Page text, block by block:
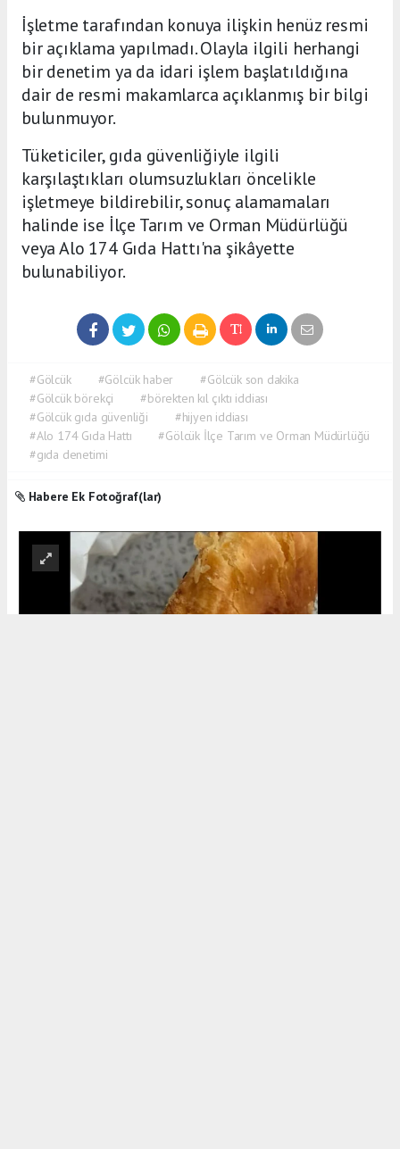
İşletme tarafından konuya ilişkin henüz resmi
bir açıklama yapılmadı. Olayla ilgili herhangi
bir denetim ya da idari işlem başlatıldığına
dair de resmi makamlarca açıklanmış bir bilgi
bulunmuyor.
Tüketiciler, gıda güvenliğiyle ilgili
karşılaştıkları olumsuzlukları öncelikle
işletmeye bildirebilir, sonuç alamamaları
halinde ise İlçe Tarım ve Orman Müdürlüğü
veya Alo 174 Gıda Hattı'na şikâyette
bulunabiliyor.
#Gölcük #Gölcük haber
#Gölcük son dakika
#Gölcük börekçi
#börekten kıl çıktı iddiası
#Gölcük gıda güvenliği
#hijyen iddiası
#Alo 174 Gıda Hattı
#Gölcük İlçe Tarım ve Orman Müdürlüğü
#gıda denetimi
Habere Ek Fotoğraf(lar)